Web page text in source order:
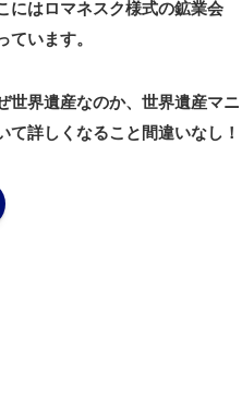
にはロマネスク様式の鉱業会
います。
世界遺産なのか、世界遺産マニ
詳しくなること間違いなし！